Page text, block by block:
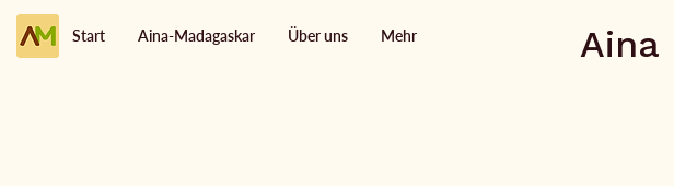
Start Aina-Madagaskar Über uns Mehr Aina